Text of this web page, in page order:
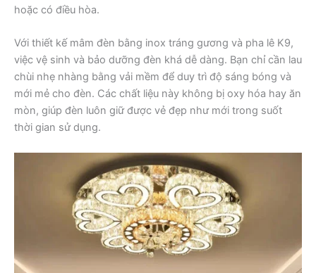
hoặc có điều hòa.
Với thiết kế mâm đèn bằng inox tráng gương và pha lê K9,
việc vệ sinh và bảo dưỡng đèn khá dễ dàng. Bạn chỉ cần lau
chùi nhẹ nhàng bằng vải mềm để duy trì độ sáng bóng và
mới mẻ cho đèn. Các chất liệu này không bị oxy hóa hay ăn
mòn, giúp đèn luôn giữ được vẻ đẹp như mới trong suốt
thời gian sử dụng.